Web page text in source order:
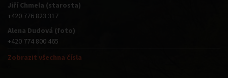
Jiří Chmela (starosta)
+420 776 823 317
Alena Dudová (foto)
+420 774 800 465
Zobrazit všechna čísla